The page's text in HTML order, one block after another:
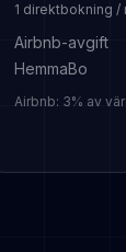
1 direktbokning /
Airbnb-avgift
HemmaBo
Airbnb: 3% av